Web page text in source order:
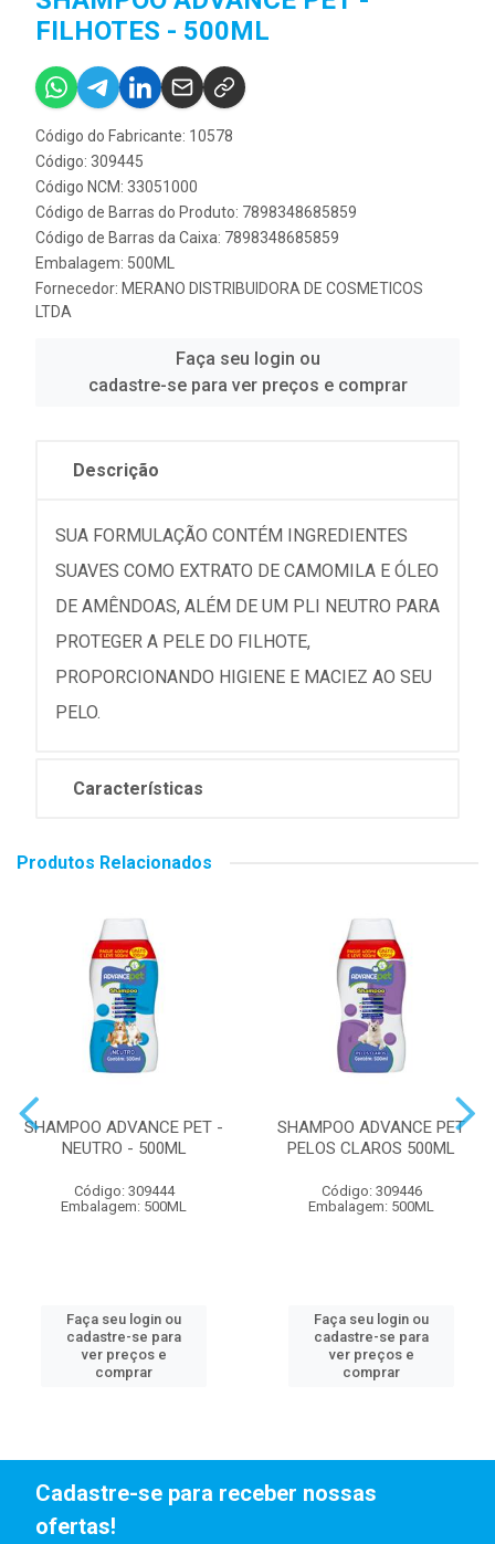
FILHOTES - 500ML
Código do Fabricante: 10578
Código: 309445
Código NCM: 33051000
Código de Barras do Produto: 7898348685859
Código de Barras da Caixa: 7898348685859
Embalagem: 500ML
Fornecedor: MERANO DISTRIBUIDORA DE COSMETICOS
LTDA
Faça seu login ou
cadastre-se para ver preços e comprar
Descrição
SUA FORMULAÇÃO CONTÉM INGREDIENTES
SUAVES COMO EXTRATO DE CAMOMILA E ÓLEO
DE AMÊNDOAS, ALÉM DE UM PLI NEUTRO PARA
PROTEGER A PELE DO FILHOTE,
PROPORCIONANDO HIGIENE E MACIEZ AO SEU
PELO.
Características
Produtos Relacionados
SHAMPOO ADVANCE PET -
NEUTRO - 500ML
Código: 309444
Embalagem: 500ML
Faça seu login ou
cadastre-se para
ver preços e
comprar
SHAMPOO ADVANCE PET
PELOS CLAROS 500ML
Código: 309446
Embalagem: 500ML
Faça seu login ou
cadastre-se para
ver preços e
comprar
Cadastre-se para receber nossas
ofertas!